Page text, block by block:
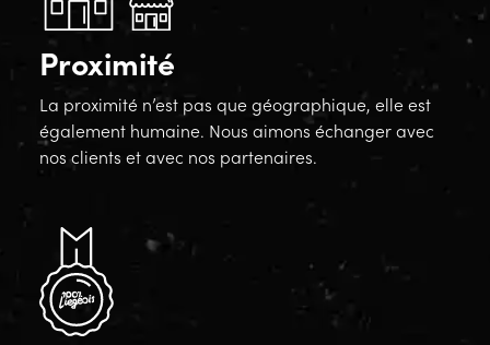
Proximité
La proximité n’est pas que géographique, elle est
également humaine. Nous aimons échanger avec
nos clients et avec nos partenaires.